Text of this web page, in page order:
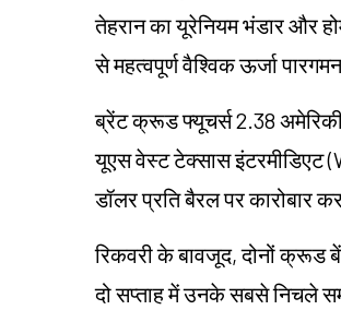
तेहरान का यूरेनियम भंडार और
से महत्वपूर्ण वैश्विक ऊर्जा पारगमन
ब्रेंट क्रूड फ्यूचर्स 2.38
यूएस वेस्ट टेक्सास इंटरमीडिएट
डॉलर प्रति बैरल पर कारोबार
रिकवरी के बावजूद, दोनों क्रूड
दो सप्ताह में उनके सबसे निचले